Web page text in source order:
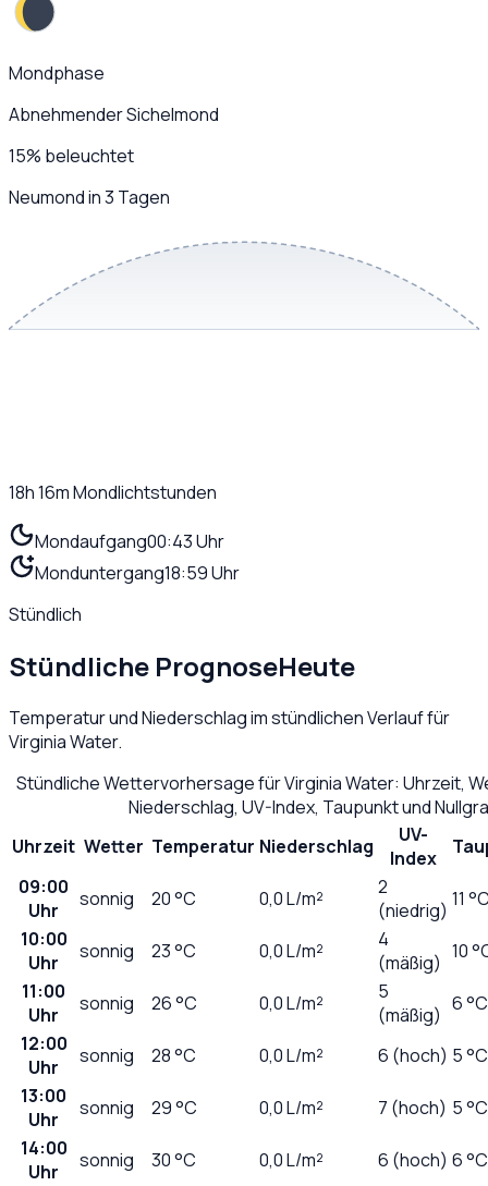
Mondphase
Abnehmender Sichelmond
15% beleuchtet
Neumond in 3 Tagen
18h 16mMondlichtstunden
Mondaufgang00:43 Uhr
Monduntergang18:59 Uhr
Stündlich
Stündliche PrognoseHeute
Temperatur und Niederschlag im stündlichen Verlauf für
Virginia Water.
Stündliche Wettervorhersage fürVirginia Water: Uhrzeit,
Niederschlag, UV-Index, Taupunkt und
Uhrzeit Wetter Temperatur Niederschlag
UV-
Index
09:00
Uhr
sonnig 20°C 0,0L/m²
2
(niedrig) 11
10:00
Uhr
sonnig 23°C 0,0L/m²
4
(mäßig) 10
11:00
Uhr
sonnig 26°C 0,0L/m²
5
(mäßig) 6 °C
12:00
Uhr
sonnig 28°C 0,0L/m² 6 (hoch) 5 °C
13:00
Uhr
sonnig 29°C 0,0L/m² 7 (hoch) 5 °C
14:00
Uhr
sonnig 30°C 0,0L/m² 6 (hoch) 6 °C